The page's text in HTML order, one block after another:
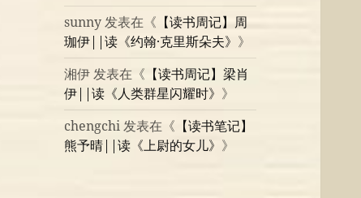
sunny发表在《 【读书周记】周
珈伊||读《约翰·克里斯朵夫》 》
湘伊发表在《 【读书周记】梁肖
伊||读《人类群星闪耀时》 》
chengchi发表在《 【读书笔记】
熊予晴||读《上尉的女儿》 》